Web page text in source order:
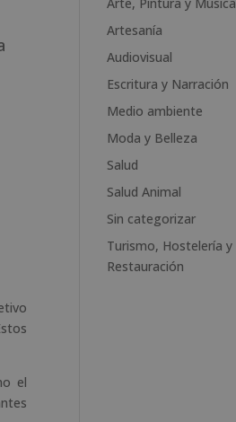
el
r
n
i
v
e
Artesanía
Audiovisual
Escritura y Narración
Medio ambiente
Moda y Belleza
Salud
Salud Animal
Sin categorizar
Turismo, Hostelería y
Restauración